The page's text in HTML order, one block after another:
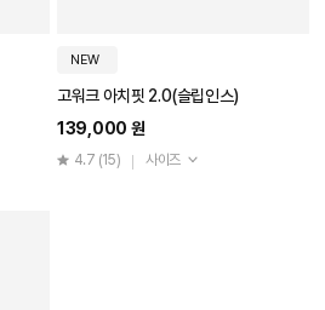
NEW
고워크 아치핏 2.0(슬립인스)
139,000 원
4.7 (15) 사이즈